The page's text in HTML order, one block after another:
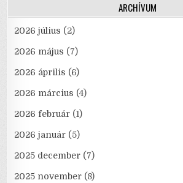
ARCHÍVUM
2026 július (2)
2026 május (7)
2026 április (6)
2026 március (4)
2026 február (1)
2026 január (5)
2025 december (7)
2025 november (8)